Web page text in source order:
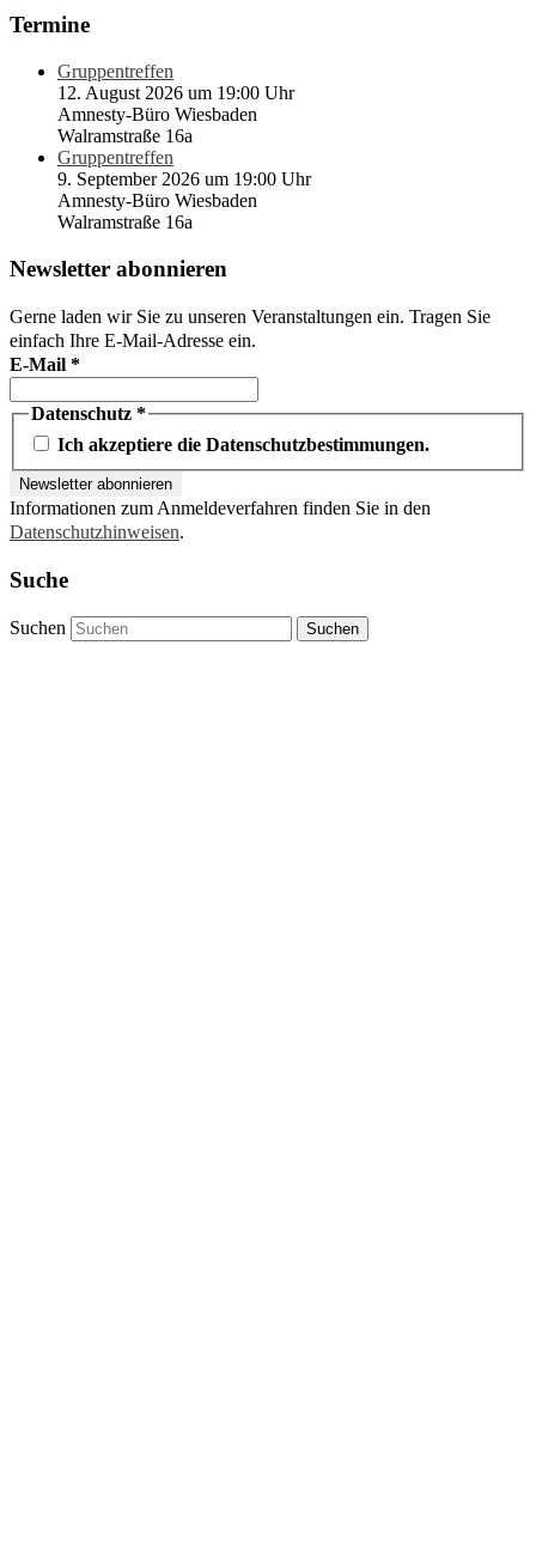
Termine
Gruppentreffen
12. August 2026 um 19:00 Uhr
Amnesty-Büro Wiesbaden
Walramstraße 16a
Gruppentreffen
9. September 2026 um 19:00 Uhr
Amnesty-Büro Wiesbaden
Walramstraße 16a
Newsletter abonnieren
Gerne laden wir Sie zu unseren Veranstaltungen ein. Tragen Sie
einfach Ihre E-Mail-Adresse ein.
E-Mail *
Datenschutz *
Ich akzeptiere die Datenschutzbestimmungen.
Informationen zum Anmeldeverfahren finden Sie in den
Datenschutzhinweisen.
Suche
Suchen